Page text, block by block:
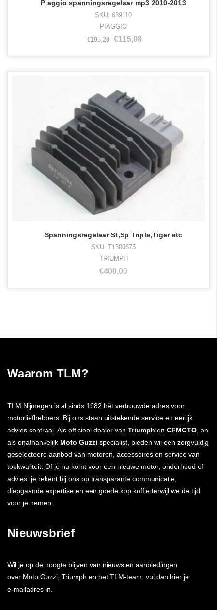
Piaggio spanningsregelaar mp3 2010-2013
SKU: 639110
PIAGGIO
€195,28 €115,08
Spanningsregelaar St,Sp Triple,Tiger etc
SKU: T1300675
TRIUMPH
€400,00
Waarom TLM?
TLM Nijmegen is al sinds 1982 hèt vertrouwde adres voor
motorliefhebbers. Bij ons staan uitstekende service en eerlijk
advies centraal. Als officieel dealer van Triumph en CFMOTO , en
als onafhankelijk Moto Guzzi specialist, bieden wij een zorgvuldig
geselecteerd aanbod van motoren, accessoires en service van
topkwaliteit. Of je nu komt voor een nieuwe motor, onderhoud of
advies: je rekent bij ons op transparante communicatie,
diepgaande expertise en een goede kop koffie terwijl we de tijd
voor je nemen.
Nieuwsbrief
Wil je op de hoogte blijven van nieuws en aanbiedingen
over Moto Guzzi, Triumph en het TLM-team, vul dan hier je
e-mailadres in.